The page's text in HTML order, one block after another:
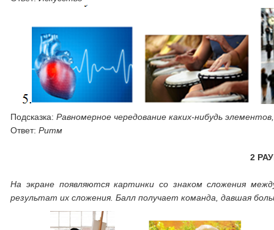
Подсказка:Равномерное чередование каких-нибудь
Ответ:Ритм
2
На экране появляются картинки со знаком сложения
результат их сложения. Балл получает команда, давшая